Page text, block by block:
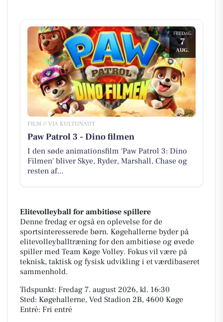
FREDAG
7
AUG.
FILM // VIA KULTUNAUT
Paw Patrol 3 - Dino filmen
I den søde animationsfilm 'Paw Patrol 3: Dino
Filmen' bliver Skye, Ryder, Marshall, Chase og
resten af...
Elitevolleyball for ambitiøse spillere
Denne fredag er også en oplevelse for de
sportsinteresserede børn. Køgehallerne byder på
elitevolleyballtræning for den ambitiøse og øvede
spiller med Team Køge Volley. Fokus vil være på
teknisk, taktisk og fysisk udvikling i et værdibaseret
sammenhold.
Tidspunkt: Fredag 7. august 2026, kl. 16:30
Sted: Køgehallerne, Ved Stadion 2B, 4600 Køge
Entré: Fri entré